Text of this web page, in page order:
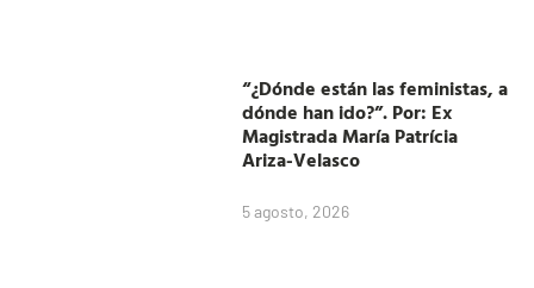
“¿Dónde están las feministas, a
dónde han ido?”. Por: Ex
Magistrada María Patrícia
Ariza-Velasco
5 agosto, 2026